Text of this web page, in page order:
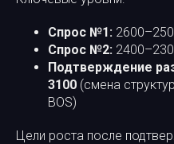
Спрос №1:
Спрос №2:
Подтверждение
3100 (смена
BOS)
Цели роста после